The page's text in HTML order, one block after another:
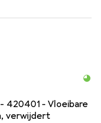
420401 - Vloeibare
verwijdert